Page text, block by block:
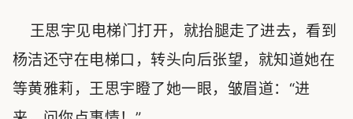
王思宇见电梯门打开，就抬腿走了进去，看到
杨洁还守在电梯口，转头向后张望，就知道她在
等黄雅莉，王思宇瞪了她一眼，皱眉道：“进